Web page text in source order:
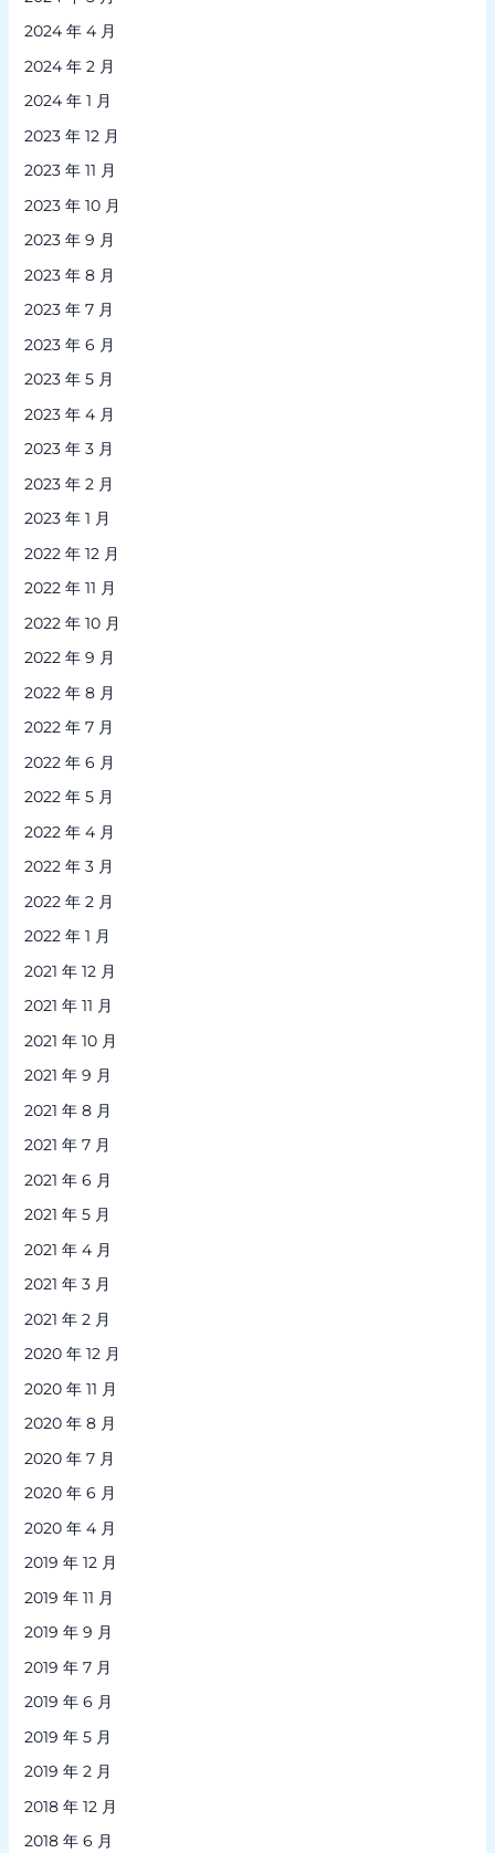
2024 年 4 月
2024 年 2 月
2024 年 1 月
2023 年 12 月
2023 年 11 月
2023 年 10 月
2023 年 9 月
2023 年 8 月
2023 年 7 月
2023 年 6 月
2023 年 5 月
2023 年 4 月
2023 年 3 月
2023 年 2 月
2023 年 1 月
2022 年 12 月
2022 年 11 月
2022 年 10 月
2022 年 9 月
2022 年 8 月
2022 年 7 月
2022 年 6 月
2022 年 5 月
2022 年 4 月
2022 年 3 月
2022 年 2 月
2022 年 1 月
2021 年 12 月
2021 年 11 月
2021 年 10 月
2021 年 9 月
2021 年 8 月
2021 年 7 月
2021 年 6 月
2021 年 5 月
2021 年 4 月
2021 年 3 月
2021 年 2 月
2020 年 12 月
2020 年 11 月
2020 年 8 月
2020 年 7 月
2020 年 6 月
2020 年 4 月
2019 年 12 月
2019 年 11 月
2019 年 9 月
2019 年 7 月
2019 年 6 月
2019 年 5 月
2019 年 2 月
2018 年 12 月
2018 年 6 月